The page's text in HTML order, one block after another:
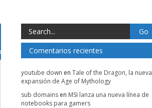
Comentarios recientes
youtube down en Tale of the Dragon, la nueva
expansión de Age of Mythology
sub domains en MSI lanza una nueva línea de
notebooks para gamers